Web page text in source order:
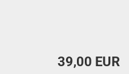
39,00 EUR